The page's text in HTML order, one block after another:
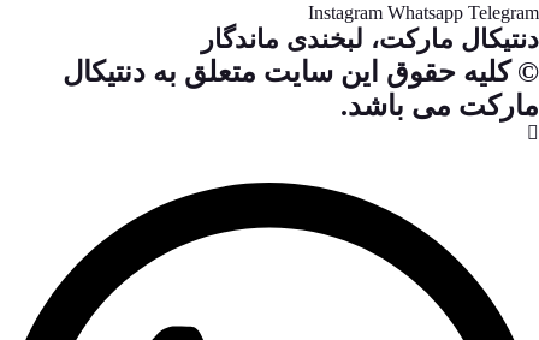
Telegram
Whatsapp
Instagram
دنتیکال مارکت، لبخندی ماندگار
© کلیه حقوق این سایت متعلق به دنتیکال
مارکت می باشد.